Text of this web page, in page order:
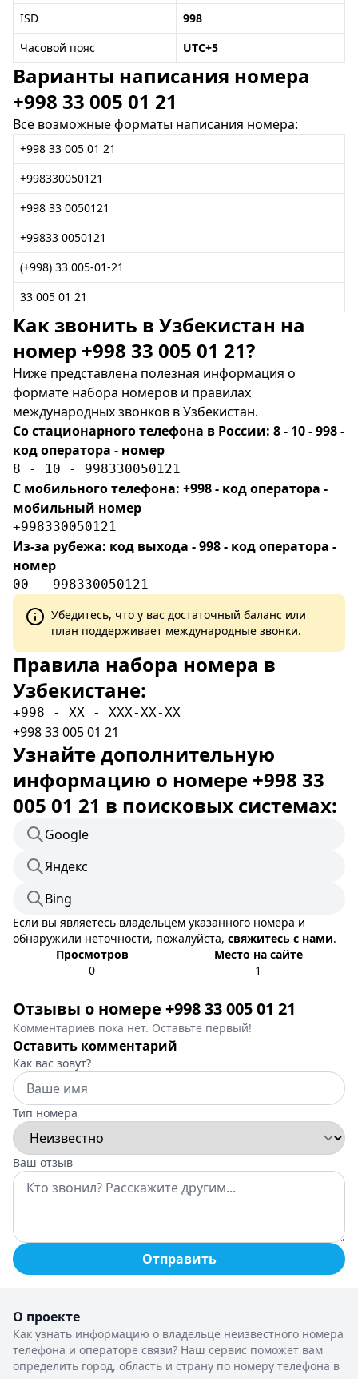
ISD
998
Часовой пояс
UTC+5
Варианты написания номера
+998 33 005 01 21
Все возможные форматы написания номера:
+998 33 005 01 21
+998330050121
+998 33 0050121
+99833 0050121
(+998) 33 005-01-21
33 005 01 21
Как звонить в Узбекистан на
номер +998 33 005 01 21?
Ниже представлена полезная информация о
формате набора номеров и правилах
международных звонков в Узбекистан.
Со стационарного телефона в России: 8 - 10 - 998 -
код оператора - номер
8 - 10 - 998330050121
С мобильного телефона: +998 - код оператора -
мобильный номер
+998330050121
Из-за рубежа: код выхода - 998 - код оператора -
номер
00 - 998330050121
Убедитесь, что у вас достаточный баланс или
план поддерживает международные звонки.
Правила набора номера в
Узбекистане:
+998 - XX - XXX-XX-XX
+998 33 005 01 21
Узнайте дополнительную
информацию о номере +998 33
005 01 21 в поисковых системах:
Google
Яндекс
Bing
Если вы являетесь владельцем указанного номера и
обнаружили неточности, пожалуйста, свяжитесь с нами.
Просмотров
0
Место на сайте
1
Отзывы о номере +998 33 005 01 21
Комментариев пока нет. Оставьте первый!
Оставить комментарий
Как вас зовут?
Тип номера
Ваш отзыв
Отправить
О проекте
Как узнать информацию о владельце неизвестного номера
телефона и операторе связи? Наш сервис поможет вам
определить город, область и страну по номеру телефона в